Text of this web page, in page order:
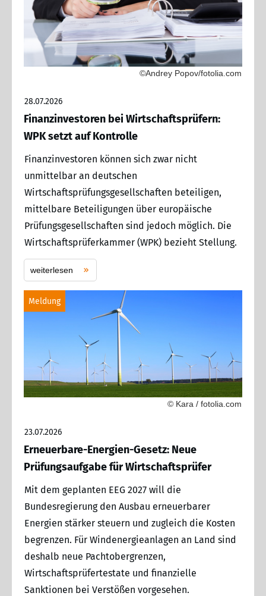
©Andrey Popov/fotolia.com
28.07.2026
Finanzinvestoren bei Wirtschaftsprüfern:
WPK setzt auf Kontrolle
Finanzinvestoren können sich zwar nicht
unmittelbar an deutschen
Wirtschaftsprüfungsgesellschaften beteiligen,
mittelbare Beteiligungen über europäische
Prüfungsgesellschaften sind jedoch möglich. Die
Wirtschaftsprüferkammer (WPK) bezieht Stellung.
weiterlesen
Meldung
© Kara / fotolia.com
23.07.2026
Erneuerbare-Energien-Gesetz: Neue
Prüfungsaufgabe für Wirtschaftsprüfer
Mit dem geplanten EEG 2027 will die
Bundesregierung den Ausbau erneuerbarer
Energien stärker steuern und zugleich die Kosten
begrenzen. Für Windenergieanlagen an Land sind
deshalb neue Pachtobergrenzen,
Wirtschaftsprüfertestate und finanzielle
Sanktionen bei Verstößen vorgesehen.